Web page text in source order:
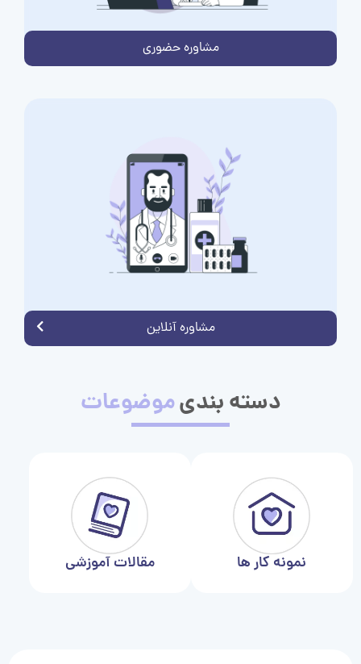
مشاوره حضوری
مشاوره آنلاین
دسته بندیموضوعات
نمونه کار ها مقالات آموزشی